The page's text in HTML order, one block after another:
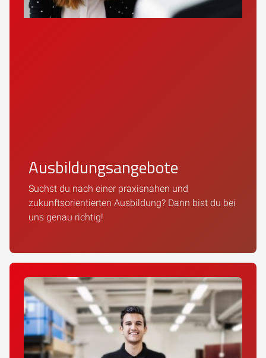
Ausbildungsangebote
Suchst du nach einer praxisnahen und
zukunftsorientierten Ausbildung? Dann bist du bei
uns genau richtig!